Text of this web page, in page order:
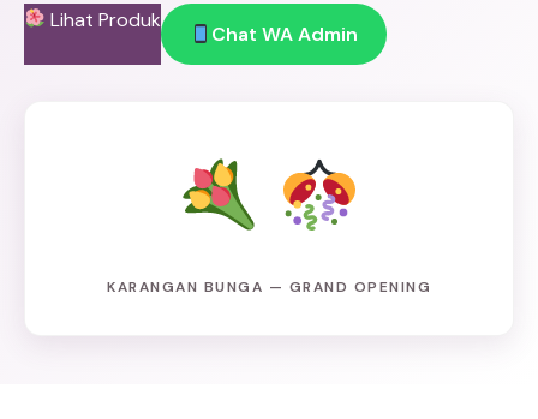
Lihat Produk
Chat WA Admin
KARANGAN BUNGA — GRAND OPENING